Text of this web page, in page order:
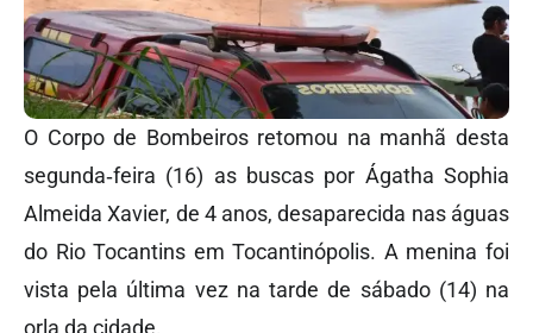
O Corpo de Bombeiros retomou na manhã desta
segunda‑feira (16) as buscas por Ágatha Sophia
Almeida Xavier, de 4 anos, desaparecida nas águas
do Rio Tocantins em Tocantinópolis. A menina foi
vista pela última vez na tarde de sábado (14) na
orla da cidade.